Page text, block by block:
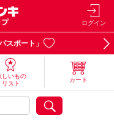
ログイン
スポート」
しいもの
リスト
カート